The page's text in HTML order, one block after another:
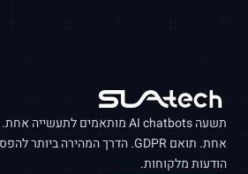
תשעהAI chatbotsמותאמים לתעשייה
אחת. תואםGDPR. הדרך המהירה ביותר
הודעות מלקוחות.